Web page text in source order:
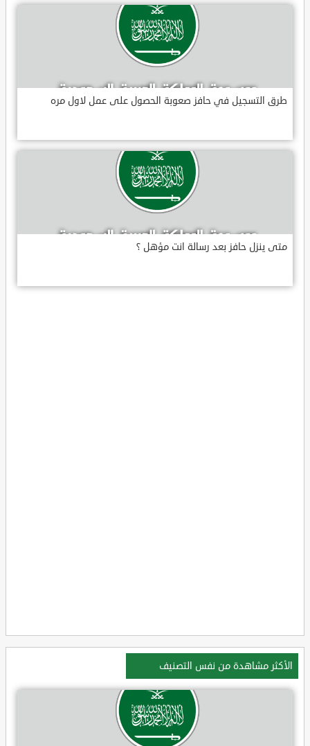
طرق التسجيل في حافز صعوبة الحصول على عمل لاول مره
متى ينزل حافز بعد رسالة انت مؤهل ؟
الأكثر مشاهدة من نفس التصنيف